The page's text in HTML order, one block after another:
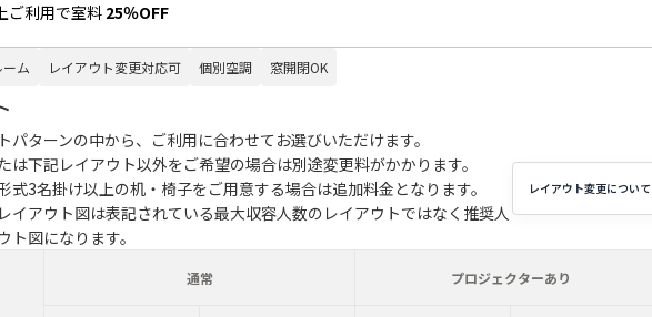
ご利用で室料25％OFF
ム レイアウト変更対応可 個別空調 窓開閉OK
パターンの中から、ご利用に合わせてお選びいただけます。
は下記レイアウト以外をご希望の場合は別途変更料がかかります。
式3名掛け以上の机・椅子をご用意する場合は追加料金となります。
イアウト図は表記されている最大収容人数のレイアウトではなく推奨人
ト図になります。
レイアウト変更について
通常 プロジェクターあり